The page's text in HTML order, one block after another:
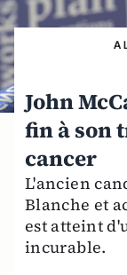
A
John
fin à son
cancer
L'ancien
Blanche et
est atteint
incurable.